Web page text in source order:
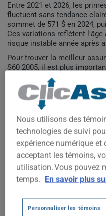
Entre 2021 et 2026, les
fluctuent sans tendance
sommet de 571 $ en 2024,
Ces variations reflètent l'âge
risque instable année après
Pour trouver la meilleur
S60 2005, il est plus
options disponibles.
400$
500$
600$
Nous utilisons des
technologies de suivi
expérience numérique et
acceptant les témoins,
utilisation. Vous pouvez
temps. En savoir plus
Personnaliser les témoins